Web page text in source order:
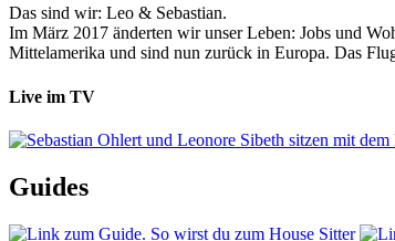
Das sind wir: Leo & Sebastian.
Im März 2017 änderten wir unser Leben: Jobs und
Mittelamerika und sind nun zurück in Europa. Das
Live im TV
Guides